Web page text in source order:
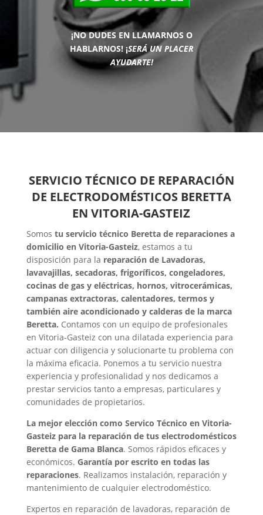
¡NO DUDES EN LLAMARNOS O
HABLARNOS! ¡SERÁ UN PLACER
AYUDARTE!
SERVICIO TÉCNICO DE REPARACIÓN
DE ELECTRODOMÉSTICOS BERETTA
EN VITORIA-GASTEIZ
Somos tu servicio técnico Beretta de reparaciones a
domicilio en Vitoria-Gasteiz, estamos a tu
disposición para la reparación de Lavadoras,
lavavajillas, secadoras, frigoríficos, congeladores,
cocinas de gas y eléctricas, hornos, vitrocerámicas,
campanas extractoras, calentadores, termos y
también aire acondicionado y calderas de la marca
Beretta. Contamos con un equipo de profesionales
en Vitoria-Gasteiz con una dilatada experiencia para
actuar con diligencia y solucionarte tu problema con
la máxima eficacia. Ponemos a tu servicio nuestra
experiencia y profesionalidad y nos dedicamos a
prestar servicios tanto a empresas, particulares y
comunidades de propietarios.
La mejor elección como Servico Técnico en Vitoria-
Gasteiz para la reparación de tus electrodomésticos
Beretta de Gama Blanca. Somos rápidos eficaces y
económicos. Garantía por escrito en todas las
reparaciones. Realizamos instalación, reparación y
mantenimiento de cualquier electrodoméstico.
Expertos en reparación de lavadoras, reparación de